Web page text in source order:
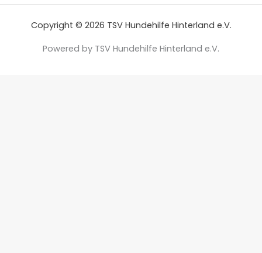
Copyright © 2026 TSV Hundehilfe Hinterland e.V.
Powered by TSV Hundehilfe Hinterland e.V.